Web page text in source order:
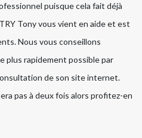
puisque cela fait déjà
Tony vous vient en aide et est
Nous vous conseillons
plus rapidement possible par
de son site internet.
pas à deux fois alors profitez-en